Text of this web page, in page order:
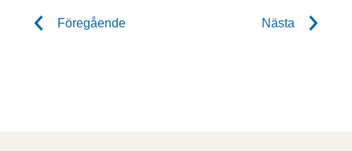
Föregående Nästa